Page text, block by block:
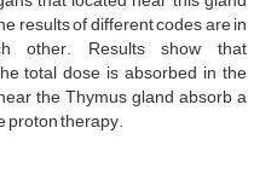
results of different codes are in
other. Results show that
total dose is absorbed in the
the Thymus gland absorb a
proton therapy.